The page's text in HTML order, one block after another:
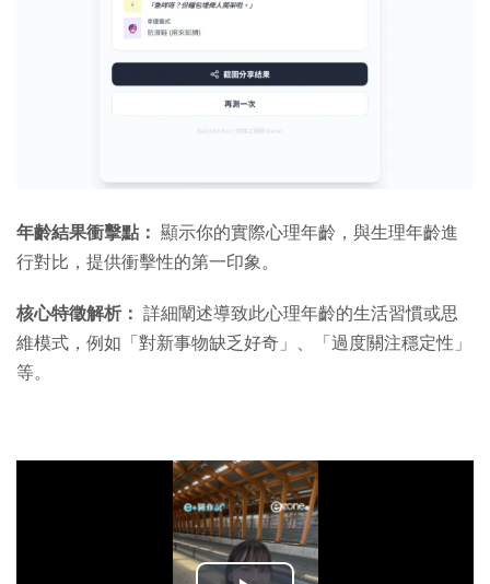
年齡結果衝擊點： 顯示你的實際心理年齡，與生理年齡進
行對比，提供衝擊性的第一印象。
核心特徵解析： 詳細闡述導致此心理年齡的生活習慣或思
維模式，例如「對新事物缺乏好奇」、「過度關注穩定性」
等。